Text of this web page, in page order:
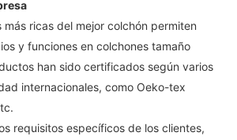
ricas del mejor colchón permiten
y funciones en colchones tamaño
han sido certificados según varios
internacionales, como Oeko-tex
requisitos específicos de los clientes,